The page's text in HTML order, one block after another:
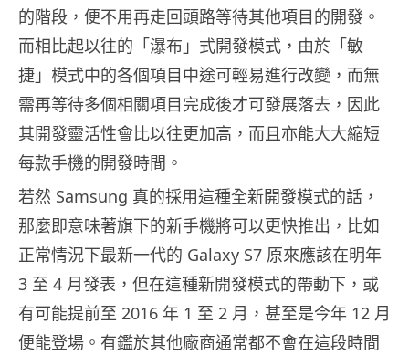
的階段，便不用再走回頭路等待其他項目的開發。
而相比起以往的「瀑布」式開發模式，由於「敏
捷」模式中的各個項目中途可輕易進行改變，而無
需再等待多個相關項目完成後才可發展落去，因此
其開發靈活性會比以往更加高，而且亦能大大縮短
每款手機的開發時間。
若然 Samsung 真的採用這種全新開發模式的話，
那麼即意味著旗下的新手機將可以更快推出，比如
正常情況下最新一代的 Galaxy S7 原來應該在明年
3 至 4 月發表，但在這種新開發模式的帶動下，或
有可能提前至 2016 年 1 至 2 月，甚至是今年 12 月
便能登場。有鑑於其他廠商通常都不會在這段時間